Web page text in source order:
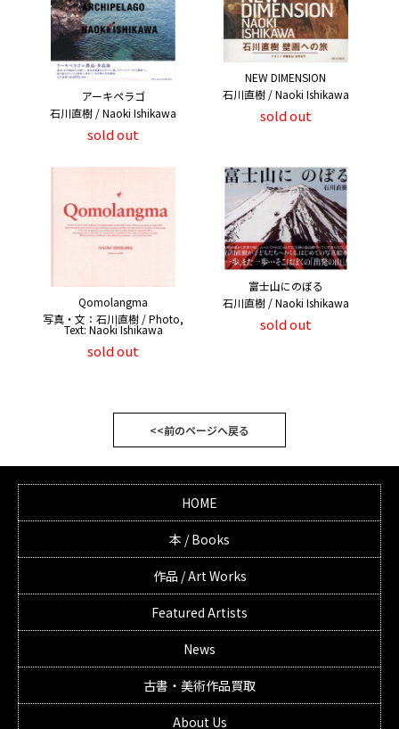
アーキペラゴ
石川直樹 / Naoki Ishikawa
sold out
NEW DIMENSION
石川直樹 / Naoki Ishikawa
sold out
Qomolangma
写真・文：石川直樹 / Photo,
Text: Naoki Ishikawa
sold out
富士山にのぼる
石川直樹 / Naoki Ishikawa
sold out
<<前のページへ戻る
HOME
本 / Books
作品 / Art Works
Featured Artists
News
古書・美術作品買取
About Us